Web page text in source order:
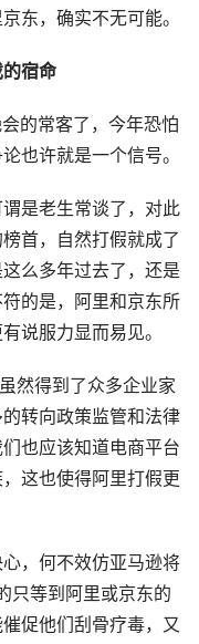
东，确实不无可能。
宿命
的常客了，今年恐怕
也许就是一个信号。
是老生常谈了，对此
首，自然打假就成了
么多年过去了，还是
的是，阿里和京东所
说服力显而易见。
然得到了众多企业家
转向政策监管和法律
也应该知道电商平台
这也使得阿里打假更
，何不效仿亚马逊将
只等到阿里或京东的
促他们刮骨疗毒，又